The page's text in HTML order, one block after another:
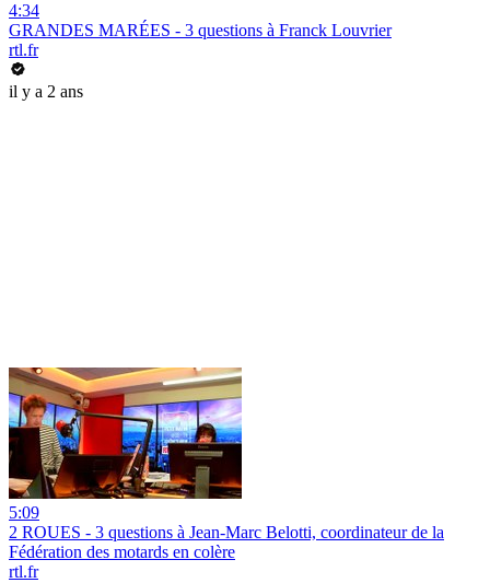
4:34
GRANDES MARÉES - 3 questions à Franck Louvrier
rtl.fr
il y a 2 ans
5:09
2 ROUES - 3 questions à Jean-Marc Belotti, coordinateur de la
Fédération des motards en colère
rtl.fr